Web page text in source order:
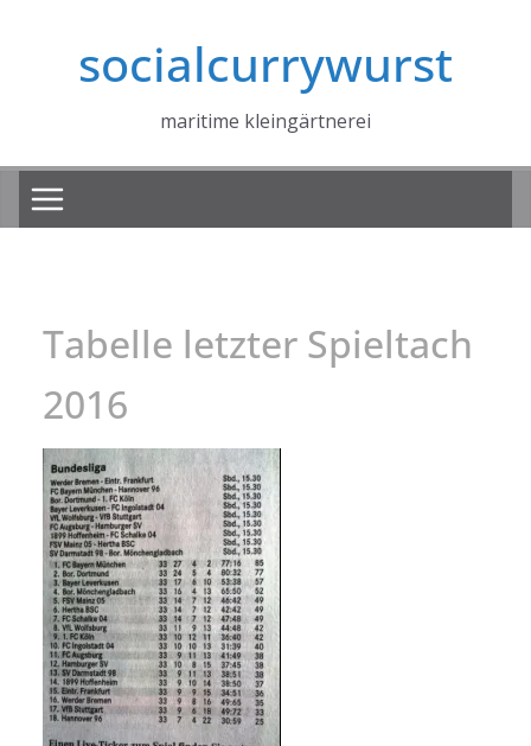
socialcurrywurst
maritime kleingärtnerei
Tabelle letzter Spieltach
2016